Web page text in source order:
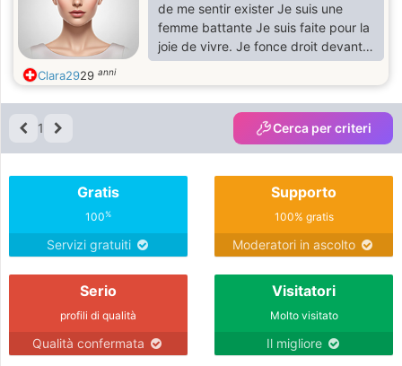
de me sentir exister Je suis une
femme battante Je suis faite pour la
joie de vivre. Je fonce droit devant
moi et j’aime bien les défis et
atteindre des objectifs je suis une
femme de nature un peu réservée
timide simple compréhensive
intelligente ouverte aux autres
Clara2929 anni
1 Cerca per criteri
Gratis
100%
Servizi gratuiti
Supporto
100% gratis
Moderatori in ascolto
Serio
profili di qualità
Qualità confermata
Visitatori
Molto visitato
Il migliore